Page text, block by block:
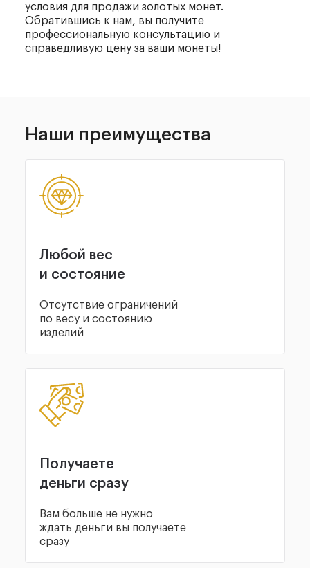
условия для продажи золотых монет.
Обратившись к нам, вы получите
профессиональную консультацию и
справедливую цену за ваши монеты!
Наши преимущества
Любой вес
и состояние
Отсутствие ограничений
по весу и состоянию
изделий
Получаете
деньги сразу
Вам больше не нужно
ждать деньги вы получаете
сразу